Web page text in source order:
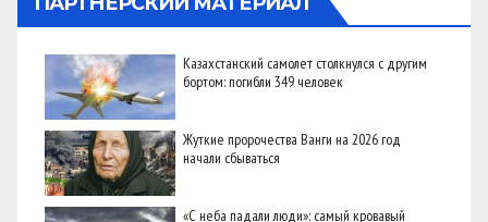
Казахстанский самолет столкнулся с другим
бортом: погибли 349 человек
Жуткие пророчества Ванги на 2026 год
начали сбываться
«С неба падали люди»: самый кровавый